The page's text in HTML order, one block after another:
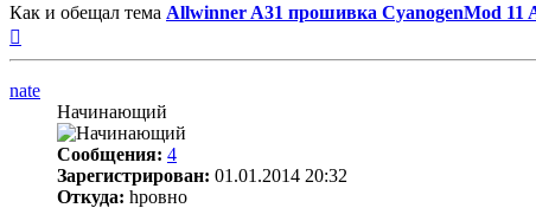
Как и обещал тема Allwinner A31 прошивка CyanogenMod 11
nate
Начинающий
Сообщения: 4
Зарегистрирован: 01.01.2014 20:32
Откуда: hровно